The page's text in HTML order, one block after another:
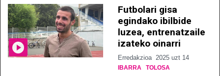
Futbolari gisa
egindako ibilbide
luzea, entrenatzaile
izateko oinarri
Erredakzioa 2025 uzt 14
IBARRA TOLOSA